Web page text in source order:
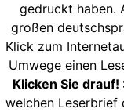
gedruckt haben.
großen
Klick zum
Umwege einen
Klicken Sie drauf!
welchen